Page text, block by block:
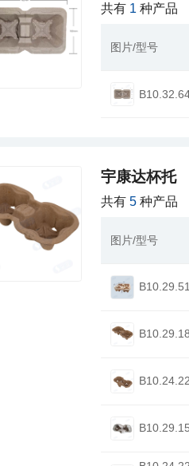
共有 1 种产品
图片/型号
宇康达杯托
共有5 种产品
图片/型号